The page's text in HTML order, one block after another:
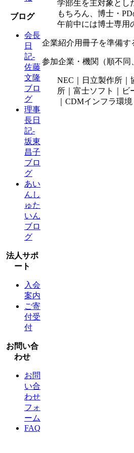
ブログ
会長
日
記-
佐藤
文隆
ブロ
グ
理事
長日
記-
坂東
昌子
ブロ
グ
あい
んし
ゅた
いん
ブロ
グ
法人サポ
ート
入会
案内
ご寄
付受
付
お問い合
わせ
お問
い合
わせ
フォ
ーム
FAQ
学部生を主対象とし
もちろん、博士・
午前中には博士専用
企業紹介用冊子を準備
参加企業・機関（順不同
NEC｜日立製作所｜
所｜富士ソフト｜ビ
｜CDMインフラ環